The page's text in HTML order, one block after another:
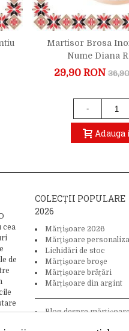
Martisor Brosa
Nume Diana
29,90 RON
-
Adauga
cea
de
COLECȚII POPULARE
2026
Mărțișoare 2026
Mărțișoare
Lichidări de stoc
Mărțișoare broșe
Mărțișoare brățări
Mărțișoare din argint
Blog despre